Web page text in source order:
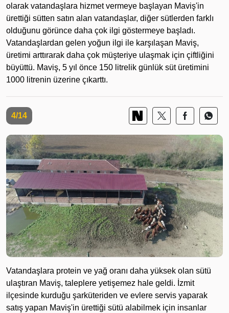
olarak vatandaşlara hizmet vermeye başlayan Maviş'in
ürettiği sütten satın alan vatandaşlar, diğer sütlerden farklı
olduğunu görünce daha çok ilgi göstermeye başladı.
Vatandaşlardan gelen yoğun ilgi ile karşılaşan Maviş,
üretimi arttırarak daha çok müşteriye ulaşmak için çiftliğini
büyüttü. Maviş, 5 yıl önce 150 litrelik günlük süt üretimini
1000 litrenin üzerine çıkarttı.
4/14
Vatandaşlara protein ve yağ oranı daha yüksek olan sütü
ulaştıran Maviş, taleplere yetişemez hale geldi. İzmit
ilçesinde kurduğu şarküteriden ve evlere servis yaparak
satış yapan Maviş'in ürettiği sütü alabilmek için insanlar